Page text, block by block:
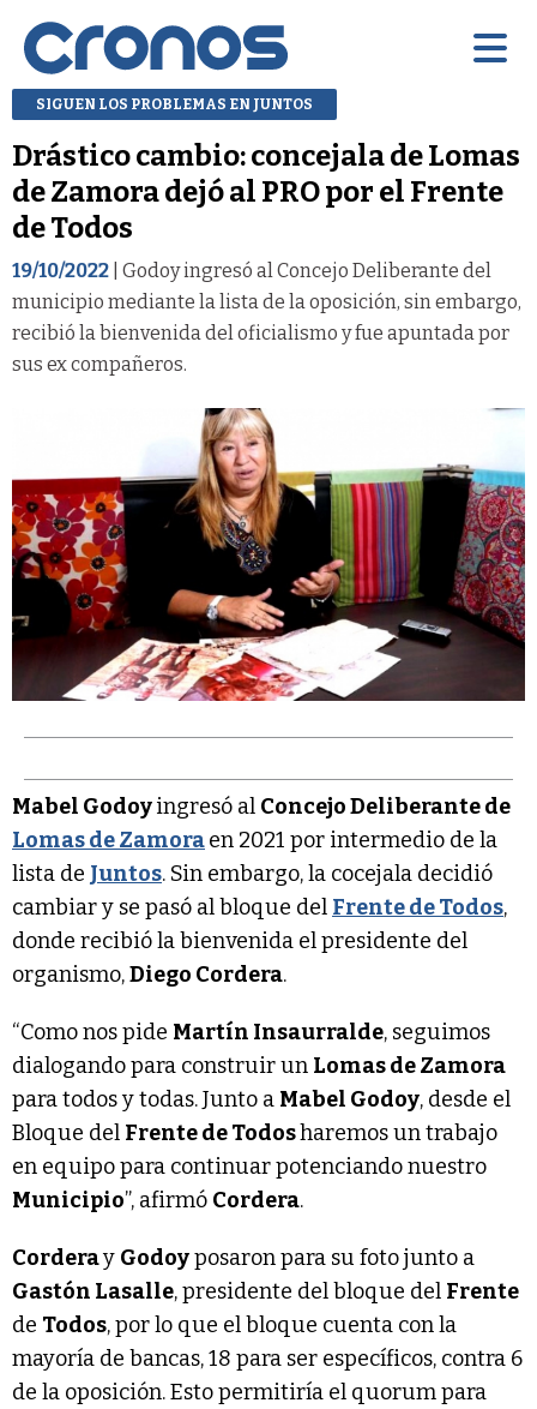
SIGUEN LOS PROBLEMAS EN JUNTOS
Drástico cambio: concejala de Lomas
de Zamora dejó al PRO por el Frente
de Todos
19/10/2022 | Godoy ingresó al Concejo Deliberante del
municipio mediante la lista de la oposición, sin embargo,
recibió la bienvenida del oficialismo y fue apuntada por
sus ex compañeros.
Mabel Godoyingresó al Concejo Deliberante de
Lomas de Zamoraen 2021 por intermedio de la
lista de Juntos. Sin embargo, la cocejala decidió
cambiar y se pasó al bloque del Frente de Todos,
donde recibió la bienvenida el presidente del
organismo,Diego Cordera.
“Como nos pide Martín Insaurralde, seguimos
dialogando para construir un Lomas de Zamora
para todos y todas. Junto a Mabel Godoy, desde el
Bloque del Frente de Todosharemos un trabajo
en equipo para continuar potenciando nuestro
Municipio”, afirmó Cordera.
Corderay Godoyposaron para su foto junto a
Gastón Lasalle, presidente del bloque del Frente
de Todos, por lo que el bloque cuenta con la
mayoría de bancas, 18 para ser específicos, contra 6
de la oposición. Esto permitiría el quorum para